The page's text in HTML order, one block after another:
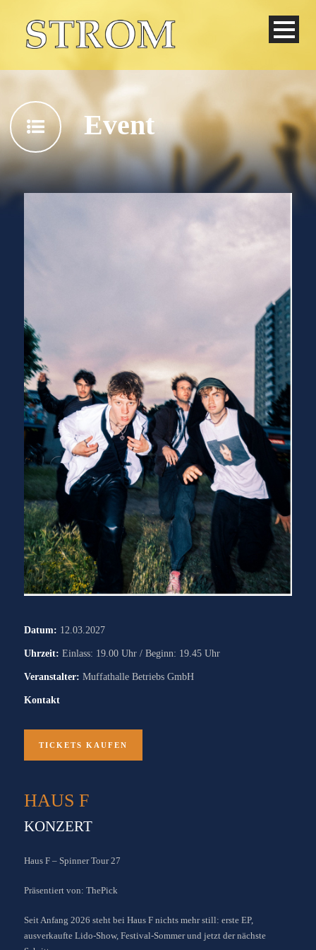
Event
Datum: 12.03.2027
Uhrzeit: Einlass: 19.00 Uhr / Beginn: 19.45 Uhr
Veranstalter: Muffathalle Betriebs GmbH
Kontakt
TICKETS KAUFEN
HAUS F
KONZERT
Haus F – Spinner Tour 27
Präsentiert von: ThePick
Seit Anfang 2026 steht bei Haus F nichts mehr still: erste EP,
ausverkaufte Lido-Show, Festival-Sommer und jetzt der nächste